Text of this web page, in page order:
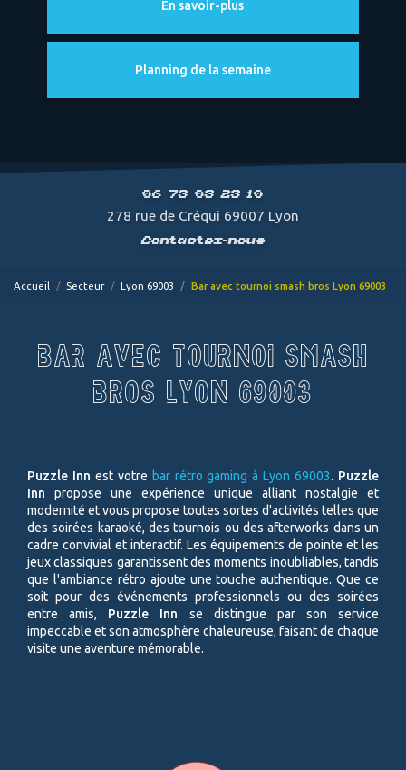
En savoir-plus
Planning de la semaine
06 73 03 23 10
278 rue de Créqui 69007 Lyon
Contactez-nous
Accueil Secteur Lyon 69003 Bar avec tournoi smash bros Lyon 69003
BAR AVEC TOURNOI SMASH
BROS LYON 69003
Puzzle Inn est votre bar rétro gaming à Lyon 69003. Puzzle
Inn propose une expérience unique alliant nostalgie et
modernité et vous propose toutes sortes d'activités telles que
des soirées karaoké, des tournois ou des afterworks dans un
cadre convivial et interactif. Les équipements de pointe et les
jeux classiques garantissent des moments inoubliables, tandis
que l'ambiance rétro ajoute une touche authentique. Que ce
soit pour des événements professionnels ou des soirées
entre amis, Puzzle Inn se distingue par son service
impeccable et son atmosphère chaleureuse, faisant de chaque
visite une aventure mémorable.